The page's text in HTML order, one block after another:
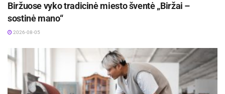
Biržuose vyko tradicinė miesto šventė „Biržai –
sostinė mano“
2026-08-05